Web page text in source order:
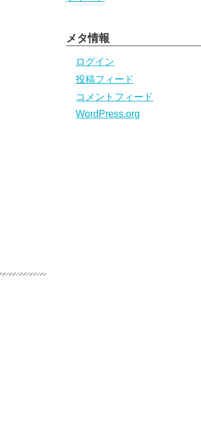
メタ情報
ログイン
投稿フィード
コメントフィード
WordPress.org